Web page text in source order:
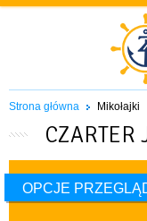
Strona główna Mikołajki
CZARTER
OPCJE